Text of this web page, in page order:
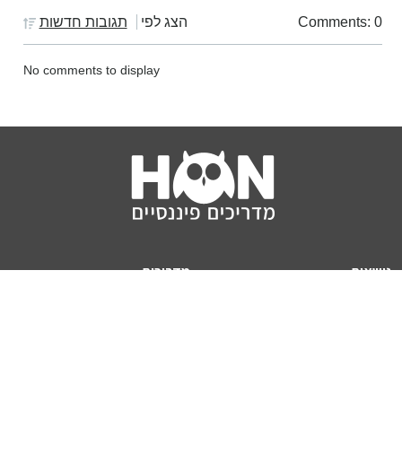
Comments: 0 הצג לפי תגובות חדשות
No comments to display
נושאים
מדריכים